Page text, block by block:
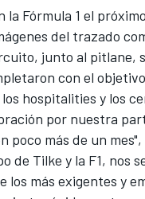
la Fórmula 1 el
del trazado
junto al pitlane,
con el
hospitalities y los
por nuestra
poco más de un
de Tilke y la F1, nos
más exigentes y